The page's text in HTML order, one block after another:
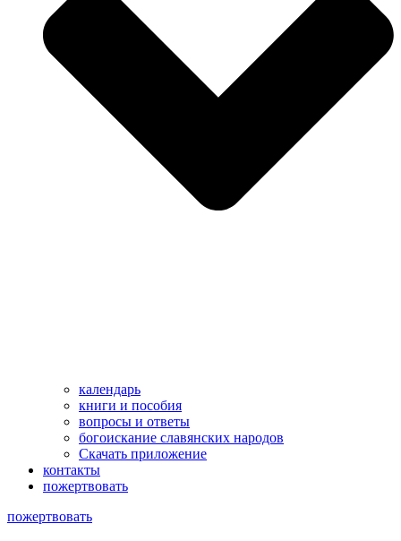
календарь
книги и пособия
вопросы и ответы
богоискание славянских народов
Скачать приложение
контакты
пожертвовать
пoжертвовать